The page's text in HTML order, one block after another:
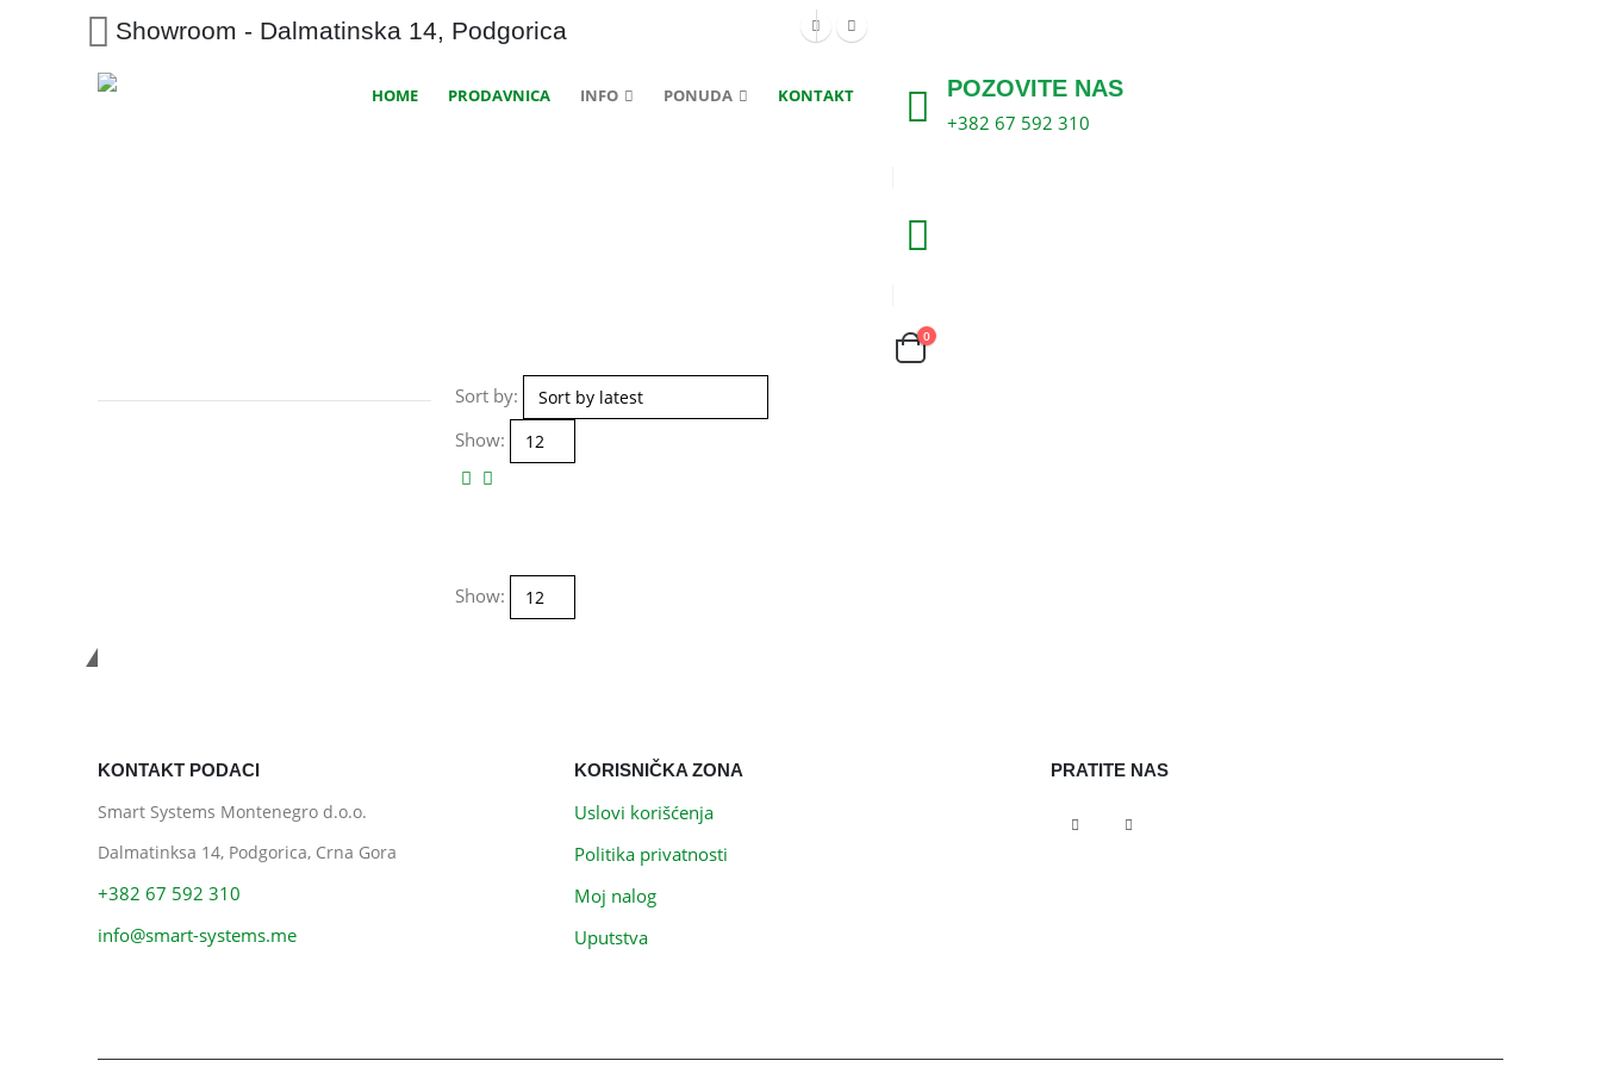
Showroom - Dalmatinska 14, Podgorica
HOME PRODAVNICA INFO PONUDA KONTAKT POZOVITE NAS
+382 67 592 310
0
Sort by:
Show:
Show:
KONTAKT PODACI
Smart Systems Montenegro d.o.o.
Dalmatinksa 14, Podgorica, Crna Gora
+382 67 592 310
info@smart-systems.me
KORISNIČKA ZONA
Uslovi korišćenja
Politika privatnosti
Moj nalog
Uputstva
PRATITE NAS